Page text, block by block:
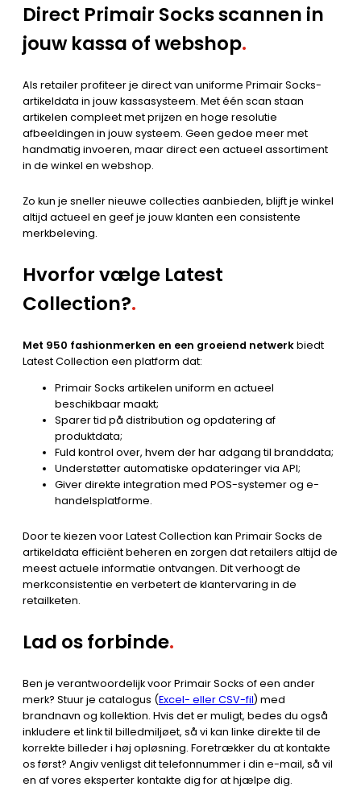
Direct Primair Socks scannen in
jouw kassa of webshop.
Als retailer profiteer je direct van uniforme Primair Socks-
artikeldata in jouw kassasysteem. Met één scan staan
artikelen compleet met prijzen en hoge resolutie
afbeeldingen in jouw systeem. Geen gedoe meer met
handmatig invoeren, maar direct een actueel assortiment
in de winkel en webshop.
Zo kun je sneller nieuwe collecties aanbieden, blijft je winkel
altijd actueel en geef je jouw klanten een consistente
merkbeleving.
Hvorfor vælge Latest
Collection?.
Met 950 fashionmerken en een groeiend netwerkbiedt
Latest Collection een platform dat:
Primair Socks artikelen uniform en actueel
beschikbaar maakt;
Sparer tid på distribution og opdatering af
produktdata;
Fuld kontrol over, hvem der har adgang til branddata;
Understøtter automatiske opdateringer via API;
Giver direkte integration med POS-systemer og e-
handelsplatforme.
Door te kiezen voor Latest Collection kan Primair Socks de
artikeldata efficiënt beheren en zorgen dat retailers altijd de
meest actuele informatie ontvangen. Dit verhoogt de
merkconsistentie en verbetert de klantervaring in de
retailketen.
Lad os forbinde.
Ben je verantwoordelijk voor Primair Socks of een ander
merk? Stuur je catalogus (Excel- eller CSV-fil) med
brandnavn og kollektion. Hvis det er muligt, bedes du også
inkludere et link til billedmiljøet, så vi kan linke direkte til de
korrekte billeder i høj opløsning. Foretrækker du at kontakte
os først? Angiv venligst dit telefonnummer i din e-mail, så vil
en af ​​vores eksperter kontakte dig for at hjælpe dig.